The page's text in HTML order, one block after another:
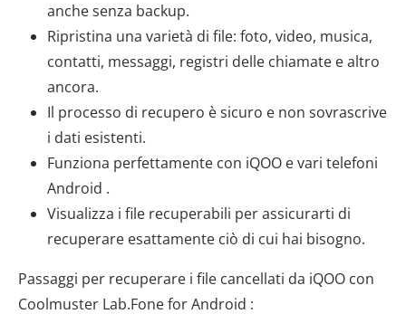
anche senza backup.
Ripristina una varietà di file: foto, video, musica,
contatti, messaggi, registri delle chiamate e altro
ancora.
Il processo di recupero è sicuro e non sovrascrive
i dati esistenti.
Funziona perfettamente con iQOO e vari telefoni
Android .
Visualizza i file recuperabili per assicurarti di
recuperare esattamente ciò di cui hai bisogno.
Passaggi per recuperare i file cancellati da iQOO con
Coolmuster Lab.Fone for Android :